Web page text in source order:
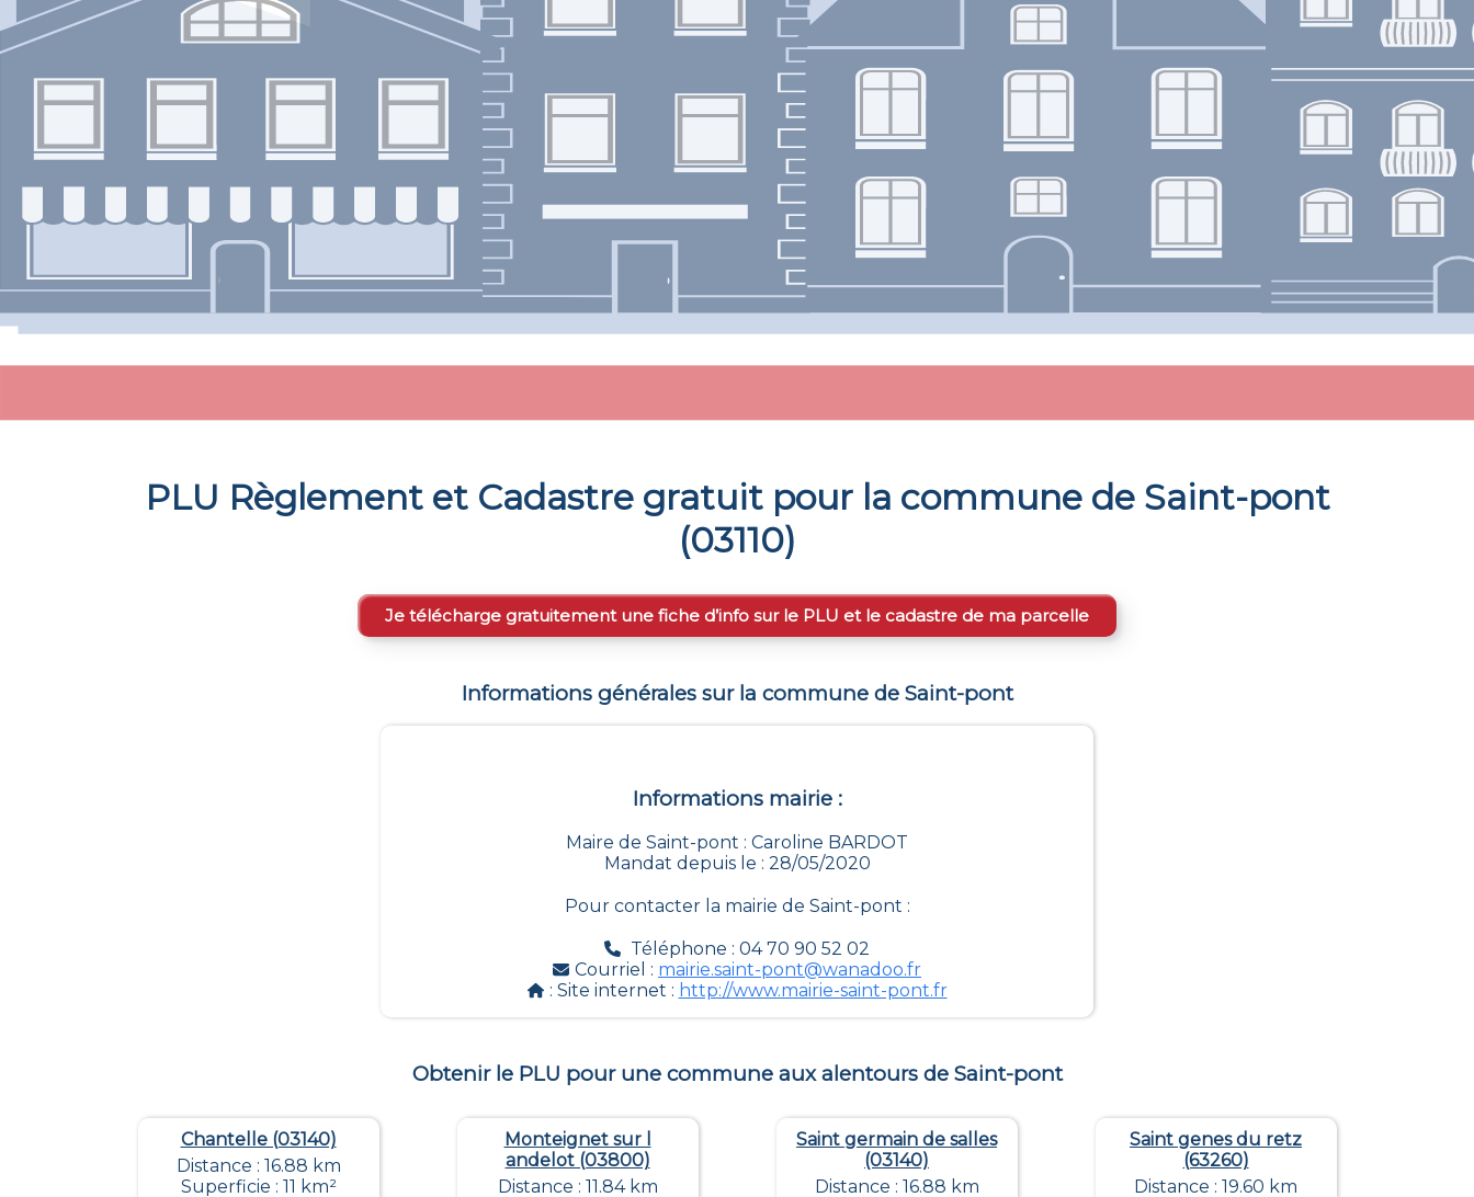
PLU Règlement et Cadastre gratuit pour la commune de Saint-pont
(03110)
Je télécharge gratuitement une fiche d’info sur le PLU et le cadastre de ma parcelle
Informations générales sur la commune de Saint-pont
Informations mairie :
Maire de Saint-pont : Caroline BARDOT
Mandat depuis le : 28/05/2020
Pour contacter la mairie de Saint-pont :
Téléphone : 04 70 90 52 02
Courriel : mairie.saint-pont@wanadoo.fr
: Site internet : http://www.mairie-saint-pont.fr
Obtenir le PLU pour une commune aux alentours de Saint-pont
Chantelle (03140)
Distance : 16.88 km
Superficie : 11 km²
Monteignet sur l
andelot (03800)
Distance : 11.84 km
Saint germain de salles
(03140)
Distance : 16.88 km
Saint genes du retz
(63260)
Distance : 19.60 km